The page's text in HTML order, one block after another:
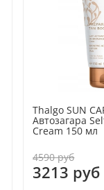
Thalgo SUN
Автозагара
Cream 150 мл
4590 руб
3213 руб